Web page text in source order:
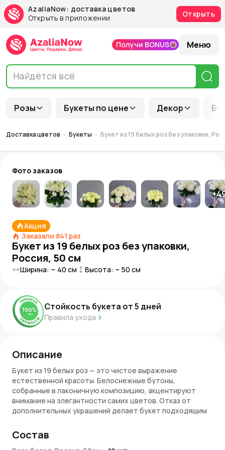
AzaliaNow: доставка цветов
Открыть в приложении
Открыть
Розы Букеты по цене Декор
Получи BONUS Меню
Доставка цветов Букеты Букет из 19 белых роз без упаковки,
Фото заказов
+
Акция
Заказали 841 раз
Букет из 19 белых роз без упаковки,
Россия, 50 см
Ширина: ~ 40 см Высота: ~ 50 см
Стойкость букета от5 дней
Правила ухода
Описание
Букет из 19 белых роз — это чистое выражение
естественной красоты. Белоснежные бутоны,
собранные в лаконичную композицию, акцентируют
внимание на элегантности самих цветов. Отказ от
дополнительных украшений делает букет подходящим
внимание.
Состав